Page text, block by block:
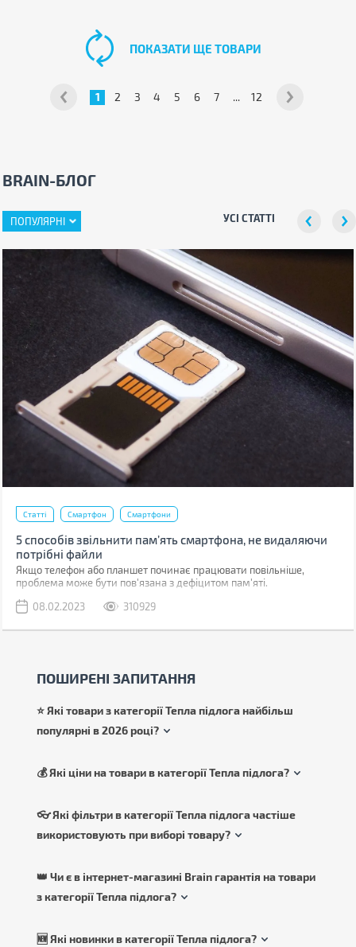
1 2 3 4 5 6 7 ... 12
ПОКАЗАТИ ЩЕ ТОВАРИ
BRAIN-БЛОГ
ПОПУЛЯРНІ УСІ СТАТТІ
Статті Смартфон Смартфони
5 способів звільнити пам’ять смартфона, не видаляючи
потрібні файли
Якщо телефон або планшет починає працювати повільніше,
проблема може бути пов'язана з дефіцитом пам'яті.
08.02.2023
310929
ПОШИРЕНІ ЗАПИТАННЯ
⭐ Які товари з категорії Тепла підлога найбільш
популярні в 2026 році?
💰 Які ціни на товари в категорії Тепла підлога?
👓 Які фільтри в категорії Тепла підлога частіше
використовують при виборі товару?
👑 Чи є в інтернет-магазині Brain гарантія на товари
з категорії Тепла підлога?
🆕 Які новинки в категорії Тепла підлога?